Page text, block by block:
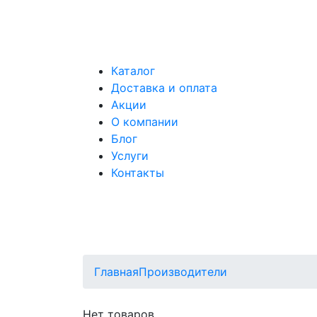
Каталог
Доставка и оплата
Акции
О компании
Блог
Услуги
Контакты
ГлавнаяПроизводители
Нет товаров